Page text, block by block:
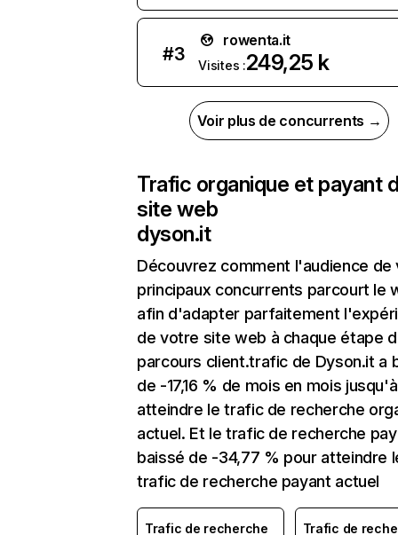
#3
rowenta.it
Visites :249,25 k
Voir plus de concurrents →
Trafic organique et payant
site web
dyson.it
Découvrez comment l'audience de
principaux concurrents parcourt le
afin d'adapter parfaitement
de votre site web à chaque étape
parcours client.trafic de Dyson.it a
de -17,16 % de mois en mois jusqu'à
atteindre le trafic de recherche
actuel. Et le trafic de recherche
baissé de -34,77 % pour atteindre
trafic de recherche payant actuel
Trafic de recherche
Trafic de